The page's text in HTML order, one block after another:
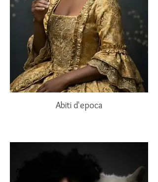
Abiti d'epoca